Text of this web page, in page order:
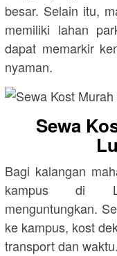
besar. Selain itu,
memiliki lahan
dapat memarkir
nyaman.
Sewa
Bagi kalangan
kampus di
menguntungkan.
ke kampus, kost
transport dan waktu.